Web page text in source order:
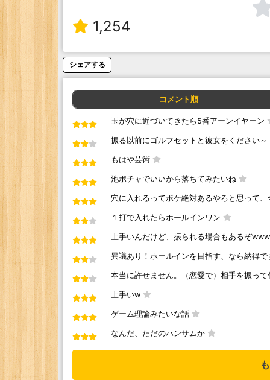
1,254
シェアする
コメント順
玉が穴に近づいてきたら5番アーンイヤーン
振る以前にゴルフセットと彼女をください～
もはや芸術
池ポチャでいいから落ちてみたいね
穴に入れるってボケ絶対あるやろと思って
１打で入れたらホールインワン
上手いんだけど、振られる場合もあるぞ
異議あり！ホールインを目指す、なら納得で
本当に許せません。（恋愛で）相手を振っ
上手いw
ゲーム理論みたいな話
なんだ、ただのハンサムか